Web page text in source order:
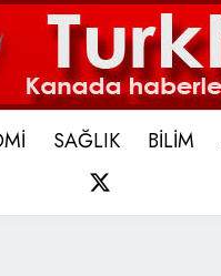
SAĞLIK BİLİM